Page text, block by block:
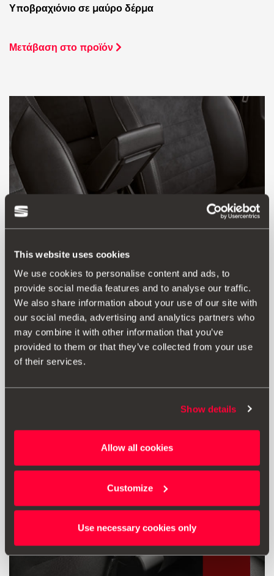
This website uses cookies
We use cookies to personalise content and ads, to
provide social media features and to analyse our traffic.
We also share information about your use of our site with
our social media, advertising and analytics partners who
may combine it with other information that you’ve
provided to them or that they’ve collected from your use
of their services.
Show details
Allow all cookies
Customize
Use necessary cookies only
Υποβραχιόνιο σε μαύρο δέρμα
Μετάβαση στο προϊόν
6F0061123 LI8
Υποβραχιόνιο σε μαύρο ύφασμα
Μετάβαση στο προϊόν